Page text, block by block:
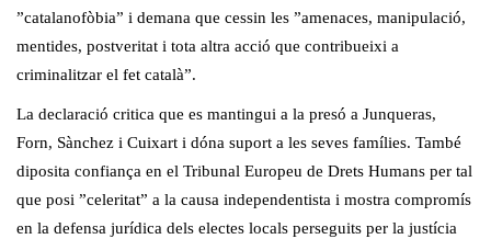
”catalanofòbia” i demana que cessin les ”amenaces, manipulació,
mentides, postveritat i tota altra acció que contribueixi a
criminalitzar el fet català”.
La declaració critica que es mantingui a la presó a Junqueras,
Forn, Sànchez i Cuixart i dóna suport a les seves famílies. També
diposita confiança en el Tribunal Europeu de Drets Humans per tal
que posi ”celeritat” a la causa independentista i mostra compromís
en la defensa jurídica dels electes locals perseguits per la justícia